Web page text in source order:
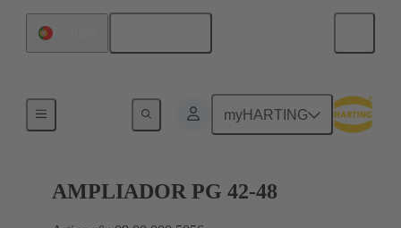
myHARTING
AMPLIADOR PG 42-48